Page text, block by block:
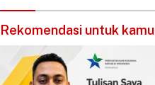
Rekomendasi untuk kamu